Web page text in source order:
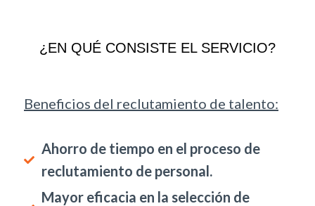
¿EN QUÉ CONSISTE EL SERVICIO?
Beneficios del reclutamiento de talento:
Ahorro de tiempo en el proceso de
reclutamiento de personal.
Mayor eficacia en la selección de